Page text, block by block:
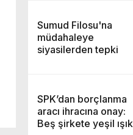
Sumud Filosu'na
müdahaleye
siyasilerden tepki
SPK’dan borçlanma
aracı ihracına onay:
Beş şirkete yeşil ışık